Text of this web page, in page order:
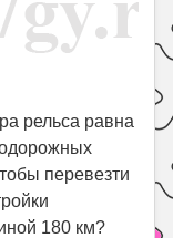
рельса равна
перевезти
180 км?